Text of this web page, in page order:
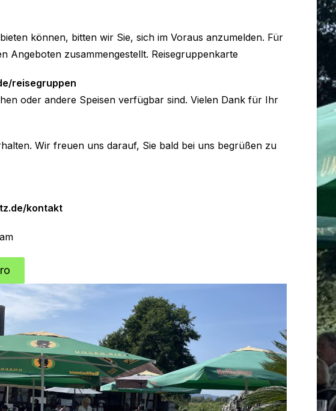
können, bitten wir Sie, sich im Voraus anzumelden. Für
Angeboten zusammengestellt. Reisegruppenkarte
reisegruppen
oder andere Speisen verfügbar sind. Vielen Dank für Ihr
Wir freuen uns darauf, Sie bald bei uns begrüßen zu
kontakt